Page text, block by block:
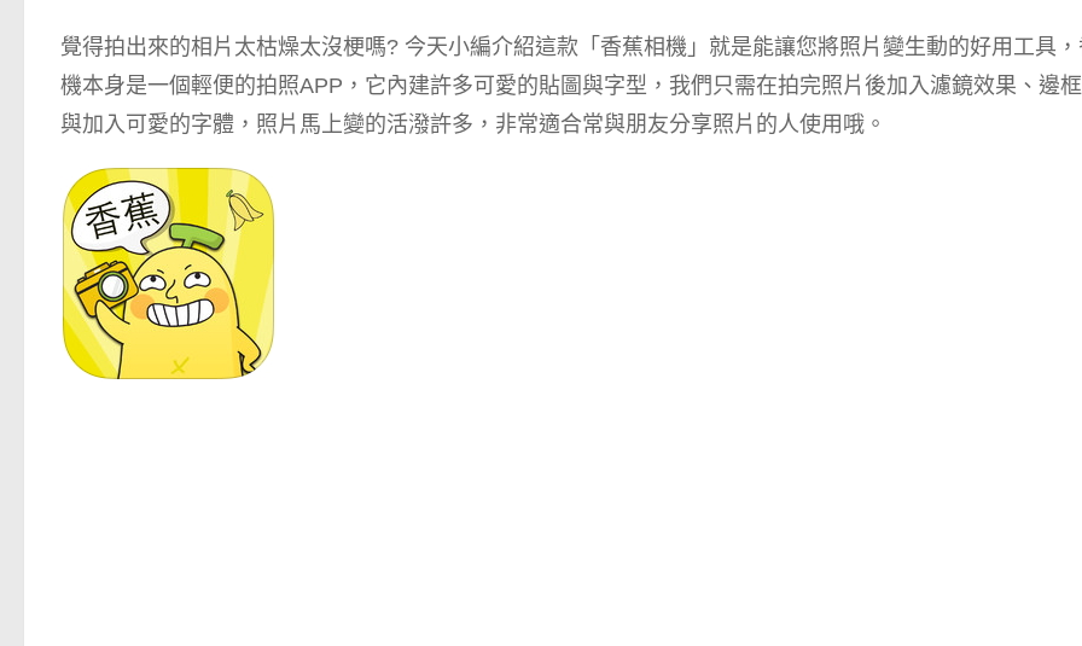
覺得拍出來的相片太枯燥太沒梗嗎? 今天小編介紹這款「香蕉相機」就是能讓您將照片變生動的好用工具，
機本身是一個輕便的拍照APP，它內建許多可愛的貼圖與字型，我們只需在拍完照片後加入濾鏡效果、邊
與加入可愛的字體，照片馬上變的活潑許多，非常適合常與朋友分享照片的人使用哦。